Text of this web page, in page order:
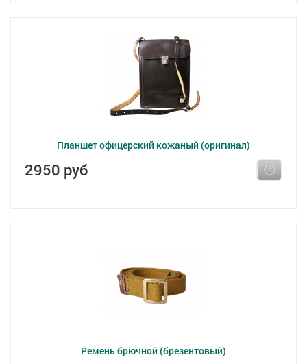
Планшет офицерский кожаный (оригинал)
2950 руб
Ремень брючной (брезентовый)